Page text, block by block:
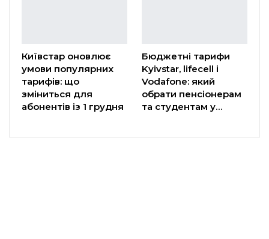
Київстар оновлює
умови популярних
тарифів: що
зміниться для
абонентів із 1 грудня
Бюджетні тарифи
Kyivstar, lifecell і
Vodafone: який
обрати пенсіонерам
та студентам у…